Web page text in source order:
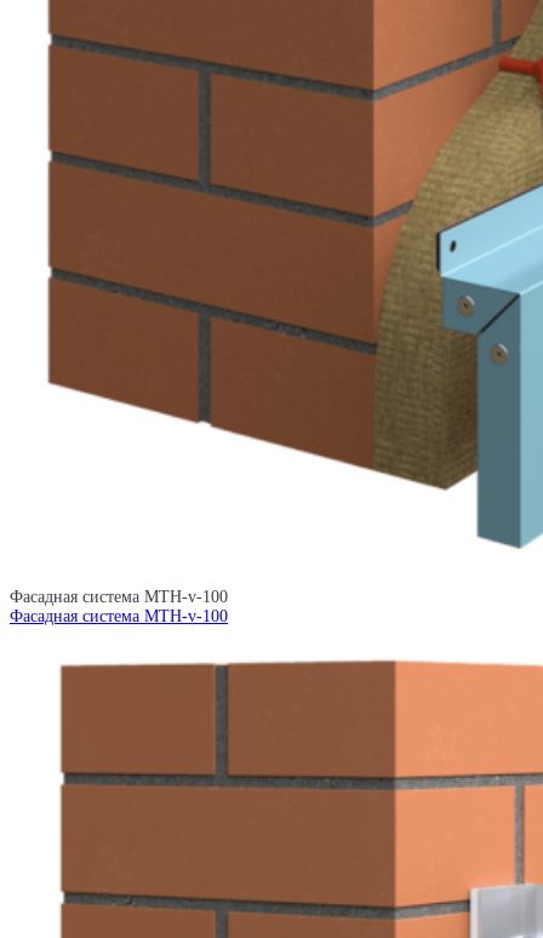
Фасадная система MTH-v-100
Фасадная система MTH-v-100